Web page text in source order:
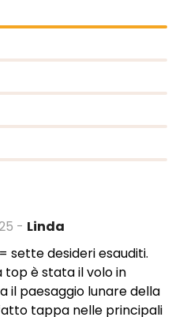
- Linda
sette desideri esauditi.
top è stata il volo in
il paesaggio lunare della
tappa nelle principali